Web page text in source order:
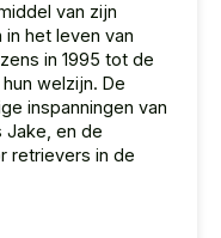
van zijn
het leven van
in 1995 tot de
welzijn. De
inspanningen van
Jake, en de
retrievers in de